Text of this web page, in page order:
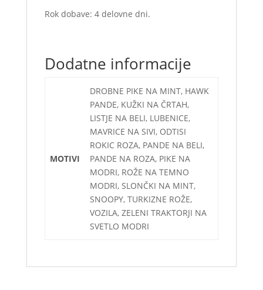
Rok dobave: 4 delovne dni.
Dodatne informacije
MOTIVI
DROBNE PIKE NA MINT, HAWK
PANDE, KUŽKI NA ČRTAH,
LISTJE NA BELI, LUBENICE,
MAVRICE NA SIVI, ODTISI
ROKIC ROZA, PANDE NA BELI,
PANDE NA ROZA, PIKE NA
MODRI, ROŽE NA TEMNO
MODRI, SLONČKI NA MINT,
SNOOPY, TURKIZNE ROŽE,
VOZILA, ZELENI TRAKTORJI NA
SVETLO MODRI